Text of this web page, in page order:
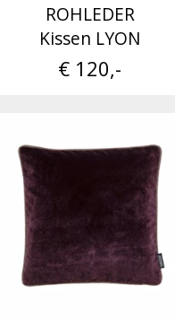
ROHLEDER
Kissen LYON
€ 120,-